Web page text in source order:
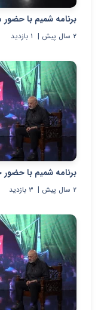
برنامه شمیم با
۲ سال پیش | ۱ بازدید
برنامه شمیم با
۲ سال پیش | ۳ بازدید